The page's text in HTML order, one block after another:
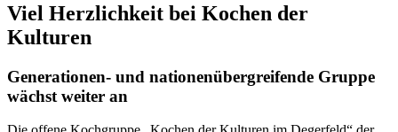
Viel Herzlichkeit bei Kochen der
Kulturen
Generationen- und nationenübergreifende Gruppe
wächst weiter an